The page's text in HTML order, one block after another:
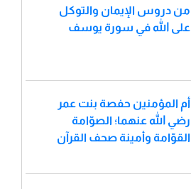
من دروس الإيمان والتوكل
على الله في سورة يوسف
أم المؤمنين حفصة بنت عمر
رضي الله عنهما؛ الصوّامة
القوّامة وأمينة صحف القرآن